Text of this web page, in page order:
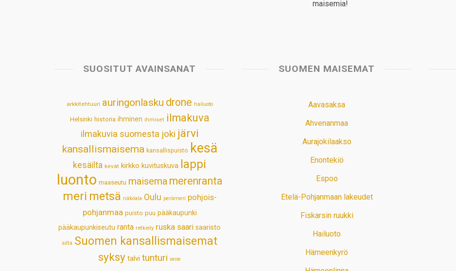
maisemia!
SUOSITUT AVAINSANAT
arkkitehtuuri auringonlasku drone hailuoto
Helsinki historia ihminen ihmiset ilmakuva
ilmakuvia suomesta joki järvi
kansallismaisema kansallispuisto kesä
kesäilta kevät kirkko kuvituskuva lappi
luonto maaseutu maisema merenranta
meri metsä näköala Oulu perämeri pohjois-
pohjanmaa puisto puu pääkaupunki
pääkaupunkiseutu ranta retkeily ruska saari saaristo
silta Suomen kansallismaisemat
syksy talvi tunturi vene
SUOMEN MAISEMAT
Aavasaksa
Ahvenanmaa
Aurajokilaakso
Enontekiö
Espoo
Etelä-Pohjanmaan lakeudet
Fiskarsin ruukki
Hailuoto
Hämeenkyrö